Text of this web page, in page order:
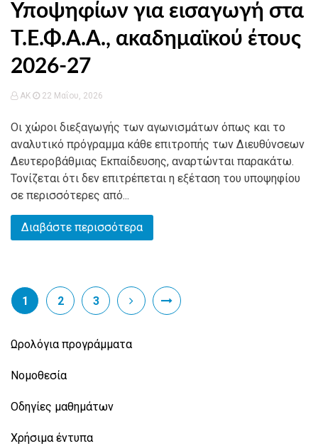
Υποψηφίων για εισαγωγή στα
Τ.Ε.Φ.Α.Α., ακαδημαϊκού έτους
2026-27
AK 22 Μαΐου, 2026
Οι χώροι διεξαγωγής των αγωνισμάτων όπως και το
αναλυτικό πρόγραμμα κάθε επιτροπής των Διευθύνσεων
Δευτεροβάθμιας Εκπαίδευσης, αναρτώνται παρακάτω.
Τονίζεται ότι δεν επιτρέπεται η εξέταση του υποψηφίου
σε περισσότερες από...
Διαβάστε περισσότερα
1 2 3
Ωρολόγια προγράμματα
Νομοθεσία
Οδηγίες μαθημάτων
Χρήσιμα έντυπα